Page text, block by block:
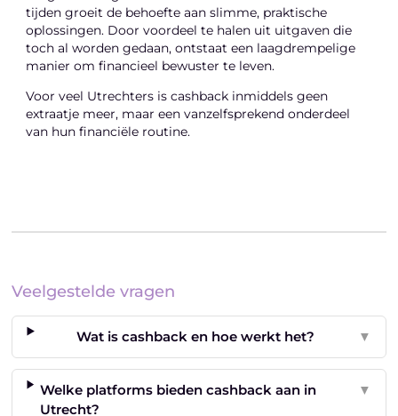
tijden groeit de behoefte aan slimme, praktische
oplossingen. Door voordeel te halen uit uitgaven die
toch al worden gedaan, ontstaat een laagdrempelige
manier om financieel bewuster te leven.
Voor veel Utrechters is cashback inmiddels geen
extraatje meer, maar een vanzelfsprekend onderdeel
van hun financiële routine.
Veelgestelde vragen
Wat is cashback en hoe werkt het? ▼
Welke platforms bieden cashback aan in
Utrecht?
▼